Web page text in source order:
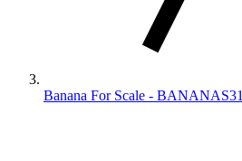
Banana For Scale - BANANAS31